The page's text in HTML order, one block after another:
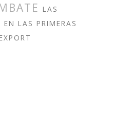
LAS
EN LAS PRIMERAS